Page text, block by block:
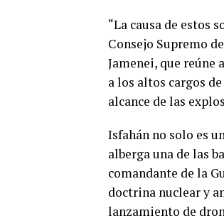
“La causa de estos
Consejo Supremo
Jamenei, que reúne
a los altos cargos
alcance de las
Isfahán no solo es
alberga una de las
comandante de la
doctrina nuclear y
lanzamiento de